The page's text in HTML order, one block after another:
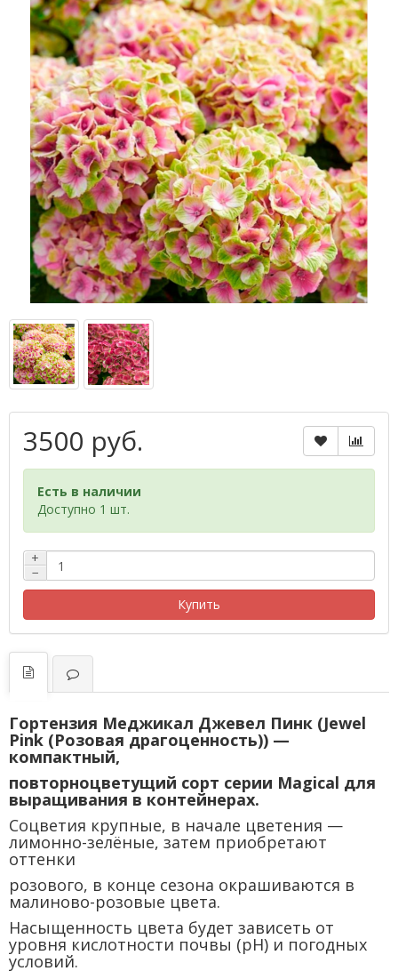
3500 руб.
Есть в наличии
Доступно 1 шт.
+
−
Купить
Гортензия Меджикал Джевел Пинк (Jewel
Pink (Розовая драгоценность)) —
компактный,
повторноцветущий сорт серии Magical для
выращивания в контейнерах.
Соцветия крупные, в начале цветения —
лимонно-зелёные, затем приобретают
оттенки
розового, в конце сезона окрашиваются в
малиново-розовые цвета.
Насыщенность цвета будет зависеть от
уровня кислотности почвы (pH) и погодных
условий.